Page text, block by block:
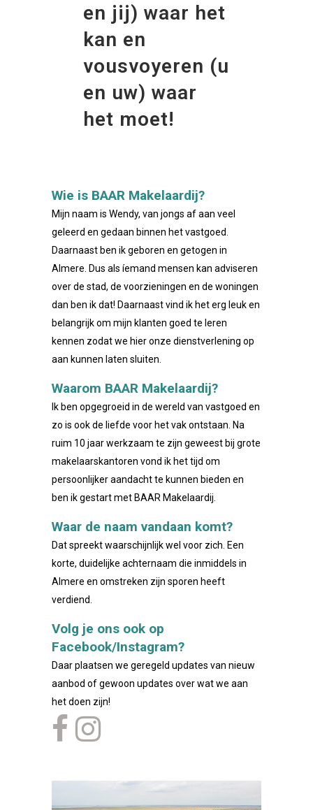
en jij) waar het
kan en
vousvoyeren (u
en uw) waar
het moet!
Wie is BAAR Makelaardij?
Mijn naam is Wendy, van jongs af aan veel
geleerd en gedaan binnen het vastgoed.
Daarnaast ben ik geboren en getogen in
Almere. Dus als íemand mensen kan adviseren
over de stad, de voorzieningen en de woningen
dan ben ik dat! Daarnaast vind ik het erg leuk en
belangrijk om mijn klanten goed te leren
kennen zodat we hier onze dienstverlening op
aan kunnen laten sluiten.
Waarom BAAR Makelaardij?
Ik ben opgegroeid in de wereld van vastgoed en
zo is ook de liefde voor het vak ontstaan. Na
ruim 10 jaar werkzaam te zijn geweest bij grote
makelaarskantoren vond ik het tijd om
persoonlijker aandacht te kunnen bieden en
ben ik gestart met BAAR Makelaardij.
Waar de naam vandaan komt?
Dat spreekt waarschijnlijk wel voor zich. Een
korte, duidelijke achternaam die inmiddels in
Almere en omstreken zijn sporen heeft
verdiend.
Volg je ons ook op
Facebook/Instagram?
Daar plaatsen we geregeld updates van nieuw
aanbod of gewoon updates over wat we aan
het doen zijn!